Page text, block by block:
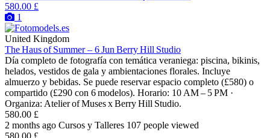
580.00 £
1
United Kingdom
The Haus of Summer – 6 Jun Berry Hill Studio
Día completo de fotografía con temática veraniega: piscina, bikinis,
helados, vestidos de gala y ambientaciones florales. Incluye
almuerzo y bebidas. Se puede reservar espacio completo (£580) o
compartido (£290 con 6 modelos). Horario: 10 AM – 5 PM ·
Organiza: Atelier of Muses x Berry Hill Studio.
580.00 £
2 months ago Cursos y Talleres 107 people viewed
580.00 £